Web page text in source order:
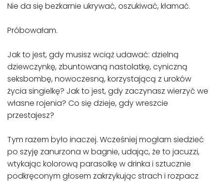
Nie da się bezkarnie ukrywać, oszukiwać, kłamać.
Próbowałam.
Jak to jest, gdy musisz wciąż udawać: dzielną
dziewczynkę, zbuntowaną nastolatkę, cyniczną
seksbombę, nowoczesną, korzystającą z uroków
życia singielkę? Jak to jest, gdy zaczynasz wierzyć we
własne rojenia? Co się dzieje, gdy wreszcie
przestajesz?
Tym razem było inaczej. Wcześniej mogłam siedzieć
po szyję zanurzona w bagnie, udając, że to jacuzzi,
wtykając kolorową parasolkę w drinka i sztucznie
podkręconym głosem zakrzykując strach i rozpacz